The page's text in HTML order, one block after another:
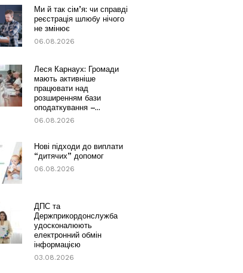
Ми й так сім’я: чи справді
реєстрація шлюбу нічого
не змінює
06.08.2026
Леся Карнаух: Громади
мають активніше
працювати над
розширенням бази
оподаткування –...
06.08.2026
Нові підходи до виплати
“дитячих” допомог
06.08.2026
ДПС та
Держприкордонслужба
удосконалюють
електронний обмін
інформацією
03.08.2026